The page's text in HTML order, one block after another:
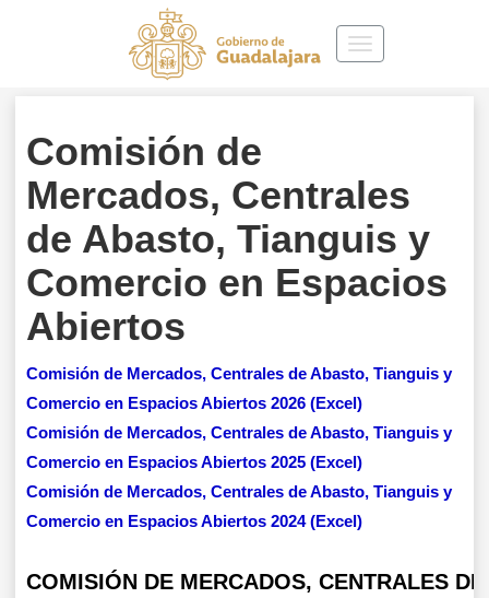
Toggle
navigation
Comisión de
Mercados, Centrales
de Abasto, Tianguis y
Comercio en Espacios
Abiertos
Comisión de Mercados, Centrales de Abasto, Tianguis y
Comercio en Espacios Abiertos 2026 (Excel)
Comisión de Mercados, Centrales de Abasto, Tianguis y
Comercio en Espacios Abiertos 2025 (Excel)
Comisión de Mercados, Centrales de Abasto, Tianguis y
Comercio en Espacios Abiertos 2024 (Excel)
COMISIÓN DE MERCADOS, CENTRALES DE